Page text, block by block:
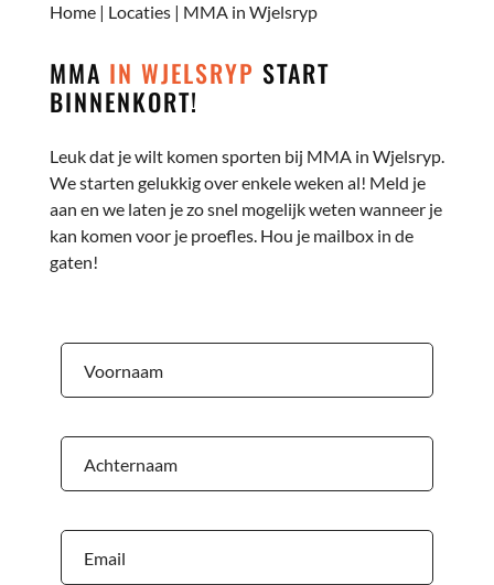
Home| Locaties| MMA in Wjelsryp
MMA IN WJELSRYP START
BINNENKORT!
Leuk dat je wilt komen sporten bij MMA in Wjelsryp.
We starten gelukkig over enkele weken al! Meld je
aan en we laten je zo snel mogelijk weten wanneer je
kan komen voor je proefles. Hou je mailbox in de
gaten!